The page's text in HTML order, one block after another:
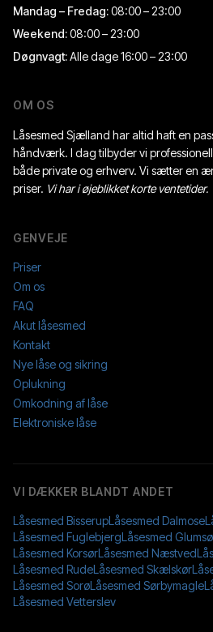
Mandag – Fredag:08:00 – 23:00
Weekend:08:00 – 23:00
Døgnvagt:Alle dage 16:00 – 23:00
OM OS
Låsesmed Sjælland har altid haft en
håndværk. I dag tilbyder vi
både private og erhverv. Vi sætter en
priser. Vi har i øjeblikket korte ventetider.
GENVEJE
Priser
Om os
FAQ
Akut låsesmed
Kontakt
Nye låse og sikring
Oplukning
Omkodning af låse
Elektroniske låse
VI DÆKKER BLANDT ANDET
Låsesmed BisserupLåsesmed Dalmose
Låsesmed FuglebjergLåsesmed Glumsø
Låsesmed KorsørLåsesmed Næstved
Låsesmed RudeLåsesmed Skælskør
Låsesmed SorøLåsesmed Sørbymagle
Låsesmed Vetterslev